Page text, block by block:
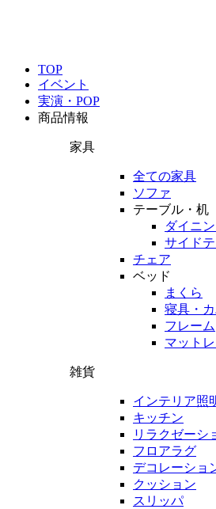
TOP
イベント
実演・POP
商品情報
家具
全ての家具
ソファ
テーブル・机
ダイニ
サイド
チェア
ベッド
まくら
寝具・
フレーム
マット
雑貨
インテリア照
キッチン
リラクゼーシ
フロアラグ
デコレーショ
クッション
スリッパ